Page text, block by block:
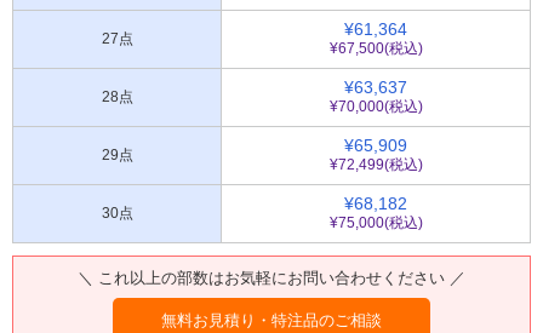
27点 ¥61,364
¥67,500(税込)
28点 ¥63,637
¥70,000(税込)
29点 ¥65,909
¥72,499(税込)
30点 ¥68,182
¥75,000(税込)
＼ これ以上の部数はお気軽にお問い合わせください ／
無料お見積り・特注品のご相談